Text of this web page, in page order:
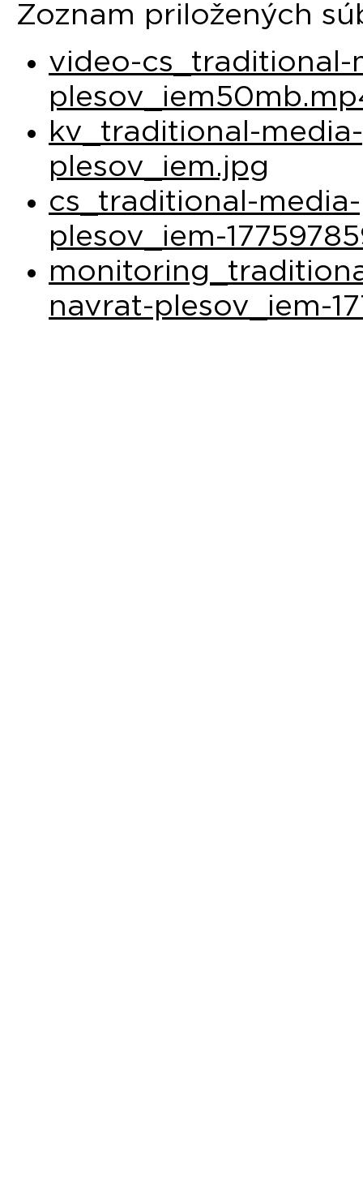
Zoznam priložených
video-
kv_traditional-
plesov_iem.jpg
cs_traditional-
plesov_iem-
navrat-plesov_iem-